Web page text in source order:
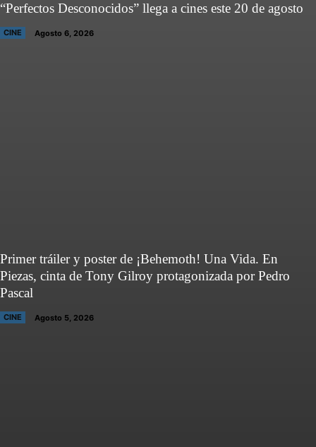
“Perfectos Desconocidos” llega a cines este 20 de agosto
CINE Agosto 6, 2026
Primer tráiler y poster de ¡Behemoth! Una Vida. En
Piezas, cinta de Tony Gilroy protagonizada por Pedro
Pascal
CINE Agosto 5, 2026